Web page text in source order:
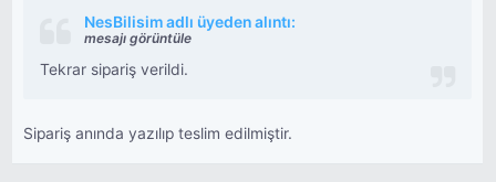
NesBilisim adlı üyeden alıntı:
mesajı görüntüle
Tekrar sipariş verildi.
Sipariş anında yazılıp teslim edilmiştir.